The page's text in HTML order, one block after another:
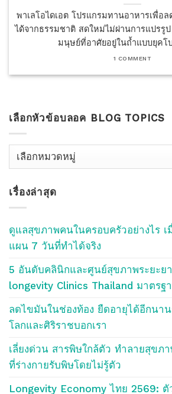
พาเลโอไดเอต โปรแกรมทานอาหารเพื่อ
ได้จากธรรมชาติ สดใหม่ไม่ผ่านการแปรรู
มนุษย์ที่อาศัยอยู่ในถ้ำแบบยุคโ
1 COMMENT
เลือกหัวข้อบลอค BLOG TOPICS
เลือก
บลอค
Blog
เรื่องล่าสุด
ดูแลสุขภาพคนในครอบครัวอย่างไร เ
แผน 7 วันที่ทำได้จริง
5 อันดับคลินิกและศูนย์สุขภาพระยะย
longevity Clinics Thailand มาตรฐ
ลดไขมันในช่องท้อง ยืดอายุได้อีกนา
โลกและศิริราชบอกเรา
เลี่ยงด่วน สารพิษใกล้ตัว ทำลายสุขภา
ที่ร่างกายรับพิษโดยไม่รู้ตัว
Longevity Economy ไทย 2569: